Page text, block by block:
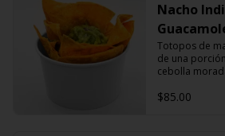
Nacho
Totopos de
de una
cebolla
$85.00